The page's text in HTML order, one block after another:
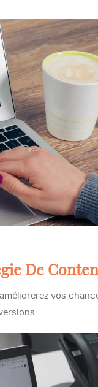
De
vos